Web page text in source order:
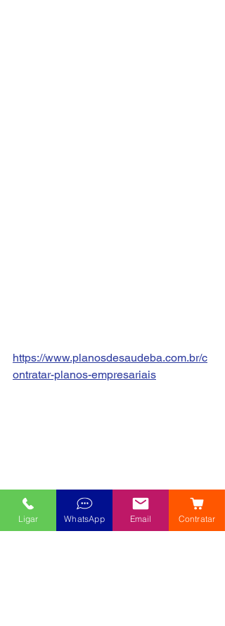
https://www.planosdesaudeba.com.br/c
ontratar-planos-empresariais
Ligar WhatsApp Email Contratar